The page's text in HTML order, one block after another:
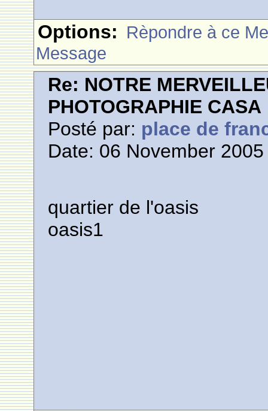
Options: Rèpondre à ce
Message
Re: NOTRE
PHOTOGRAPHIE CASA
Posté par: place de
Date: 06 November
quartier de l'oasis
oasis1